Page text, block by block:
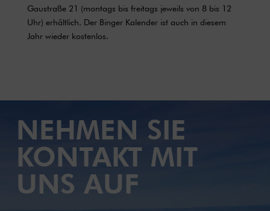
Gaustraße 21 (montags bis freitags jeweils von 8 bis 12
Uhr) erhältlich. Der Binger Kalender ist auch in diesem
Jahr wieder kostenlos.
NEHMEN SIE
KONTAKT MIT
UNS AUF